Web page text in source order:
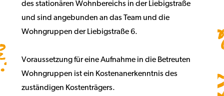
des stationären Wohnbereichs in der Liebigstraße
und sind angebunden an das Team und die
Wohngruppen der Liebigstraße 6.
Voraussetzung für eine Aufnahme in die Betreuten
Wohngruppen ist ein Kostenanerkenntnis des
zuständigen Kostenträgers.